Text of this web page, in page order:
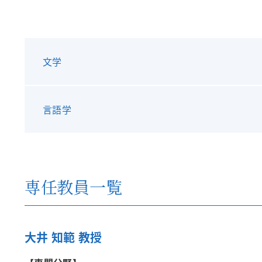
文学
言語学
専任教員一覧
大井 知範 教授